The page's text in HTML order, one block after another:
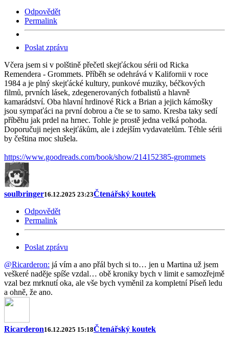
Odpovědět
Permalink
Poslat zprávu
Včera jsem si v polštině přečetl skejťáckou sérii od Ricka
Remendera - Grommets. Příběh se odehrává v Kalifornii v roce
1984 a je plný skejťácké kultury, punkové muziky, béčkových
filmů, prvních lásek, zdegenerovaných fotbalistů a hlavně
kamarádství. Oba hlavní hrdinové Rick a Brian a jejich kámošky
jsou sympaťáci na první dobrou a čte se to samo. Kresba taky sedí
příběhu jak prdel na hrnec. Tohle je prostě jedna velká pohoda.
Doporučuji nejen skejťákům, ale i zdejším vydavatelům. Téhle sérii
by čeština moc slušela.
https://www.goodreads.com/book/show/214152385-grommets
soulbringer16.12.2025 23:23Čtenářský koutek
Odpovědět
Permalink
Poslat zprávu
@Ricarderon: já vím a ano přál bych si to… jen u Martina už jsem
veškeré naděje spíše vzdal… obě kroniky bych v limit e samozřejmě
vzal bez mrknutí oka, ale vše bych vyměnil za kompletní Píseň ledu
a ohně, že ano.
Ricarderon16.12.2025 15:18Čtenářský koutek